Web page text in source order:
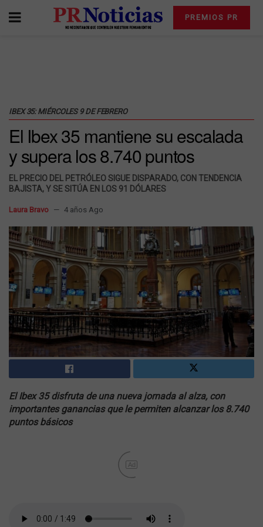
PREMIOS PR
IBEX 35: MIÉRCOLES 9 DE FEBRERO
El Ibex 35 mantiene su escalada
y supera los 8.740 puntos
EL PRECIO DEL PETRÓLEO SIGUE DISPARADO, CON TENDENCIA
BAJISTA, Y SE SITÚA EN LOS 91 DÓLARES
Laura Bravo 4 años Ago
El Ibex 35 disfruta de una nueva jornada al alza, con
importantes ganancias que le permiten alcanzar los 8.740
puntos básicos
Ad